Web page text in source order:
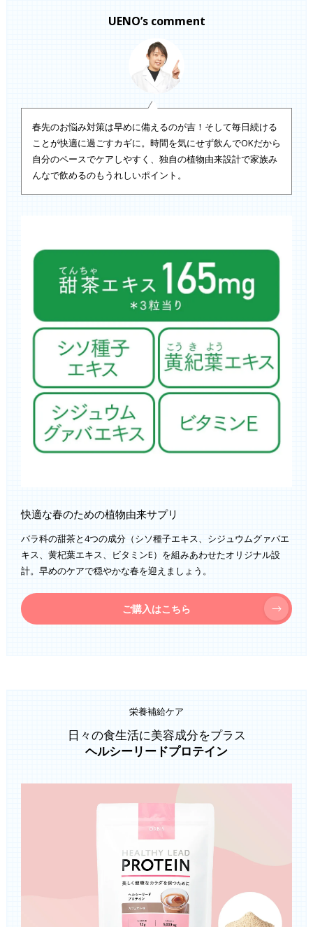
UENO’s comment
春先のお悩み対策は早めに備えるのが吉！そして毎日続ける
ことが快適に過ごすカギに。時間を気にせず飲んでOKだから
自分のペースでケアしやすく、独自の植物由来設計で家族み
んなで飲めるのもうれしいポイント。
快適な春のための植物由来サプリ
バラ科の甜茶と4つの成分（シソ種子エキス、シジュウムグァバエ
キス、黄杞葉エキス、ビタミンE）を組みあわせたオリジナル設
計。早めのケアで穏やかな春を迎えましょう。
ご購入はこちら
栄養補給ケア
日々の食生活に美容成分をプラス
ヘルシーリードプロテイン